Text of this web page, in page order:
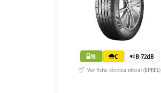
B C B 72dB
Ver ficha técnica oficial (EPREL)